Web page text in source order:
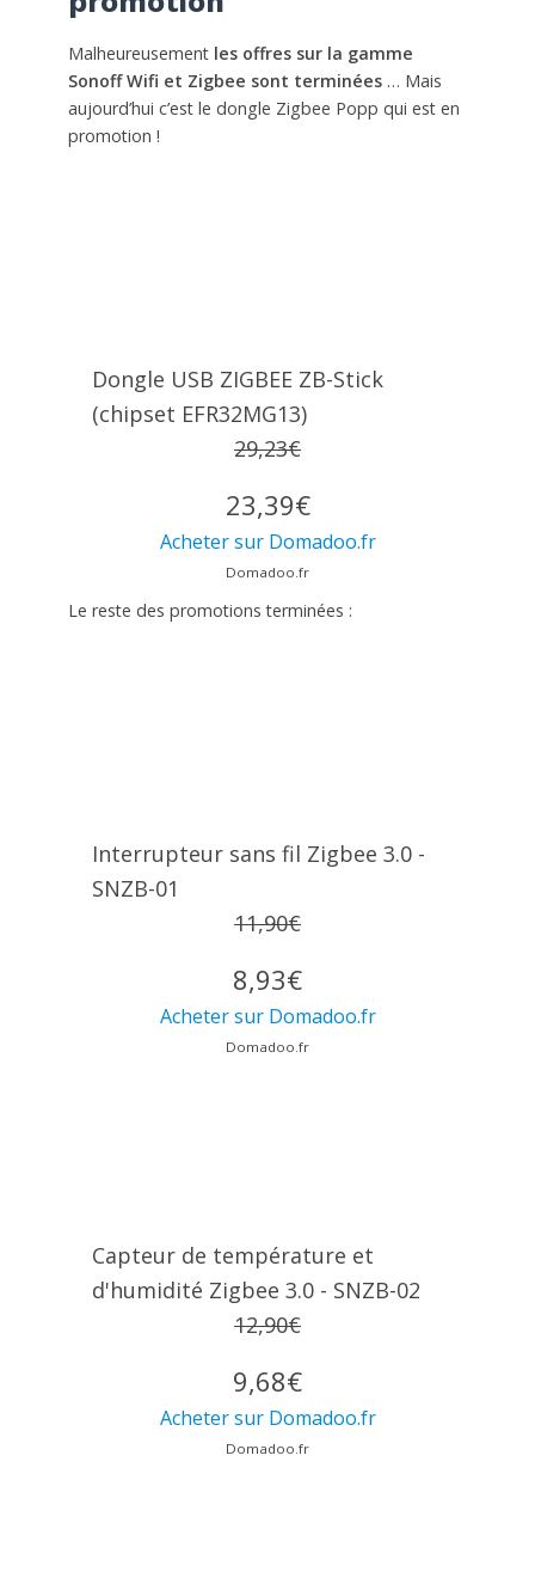
Malheureusementles offres sur la gamme
Sonoff Wifi et Zigbee sont terminées… Mais
aujourd’hui c’est le dongle Zigbee Popp qui est en
promotion !
Dongle USB ZIGBEE ZB-Stick
(chipset EFR32MG13)
29,23€
23,39€
Acheter sur Domadoo.fr
Domadoo.fr
Le reste des promotions terminées :
Interrupteur sans fil Zigbee 3.0 -
SNZB-01
11,90€
8,93€
Acheter sur Domadoo.fr
Domadoo.fr
Capteur de température et
d'humidité Zigbee 3.0 - SNZB-02
12,90€
9,68€
Acheter sur Domadoo.fr
Domadoo.fr